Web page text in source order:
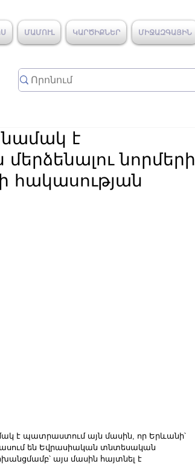
ՄԱՄՈՒԼ ԿԱՐԾԻՔՆԵՐ ՄԻՋԱԶԳԱՅԻՆ
նամակ է
նորմերի
հակասության
է պատրաստում այն մասին, որ Երևանի՝
են Եվրասիական տնտեսական
այս մասին հայտնել է